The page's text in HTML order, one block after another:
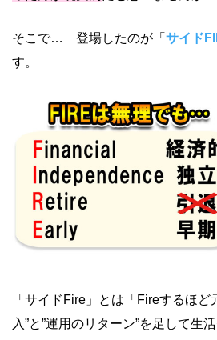
そこで… 登場したのが「 サイド
す。
「サイドFire」とは「Fireするほど
入”と”運用のリターン”を足して生